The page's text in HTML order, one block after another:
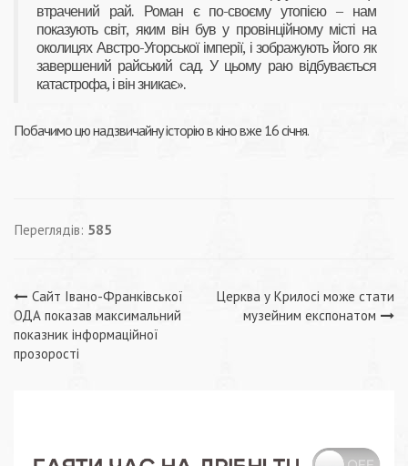
втрачений рай. Роман є по-своєму утопією – нам
показують світ, яким він був у провінційному місті на
околицях Австро-Угорської імперії, і зображують його як
завершений райський сад. У цьому раю відбувається
катастрофа, і він зникає».
Побачимо цю надзвичайну історію в кіно вже 16 січня.
Переглядів: 585
Навігація
записів
Сайт Івано-Франківської
ОДА показав максимальний
показник інформаційної
прозорості
Церква у Крилосі може стати
музейним експонатом